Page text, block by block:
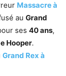
Massacre à
au Grand
ses 40 ans,
Hooper.
Grand Rex à